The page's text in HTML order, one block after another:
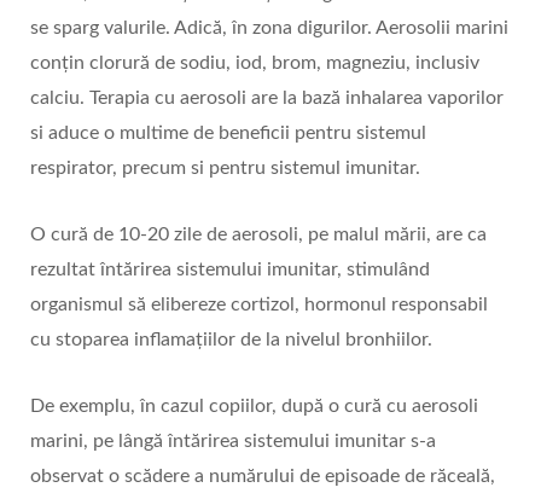
se sparg valurile. Adică, în zona digurilor. Aerosolii marini
conțin clorură de sodiu, iod, brom, magneziu, inclusiv
calciu. Terapia cu aerosoli are la bază inhalarea vaporilor
si aduce o multime de beneficii pentru sistemul
respirator, precum si pentru sistemul imunitar.
O cură de 10-20 zile de aerosoli, pe malul mării, are ca
rezultat întărirea sistemului imunitar, stimulând
organismul să elibereze cortizol, hormonul responsabil
cu stoparea inflamațiilor de la nivelul bronhiilor.
De exemplu, în cazul copiilor, după o cură cu aerosoli
marini, pe lângă întărirea sistemului imunitar s-a
observat o scădere a numărului de episoade de răceală,